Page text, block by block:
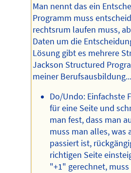
Man nennt das ein
Programm muss
rechtsrum laufen muss,
Daten um die
Lösung gibt es mehrere
Jackson Structured
meiner
Do/Undo: Einfachste
für eine Seite und
man fest, dass man
muss man alles, was
passiert ist,
richtigen Seite
"+1" gerechnet,